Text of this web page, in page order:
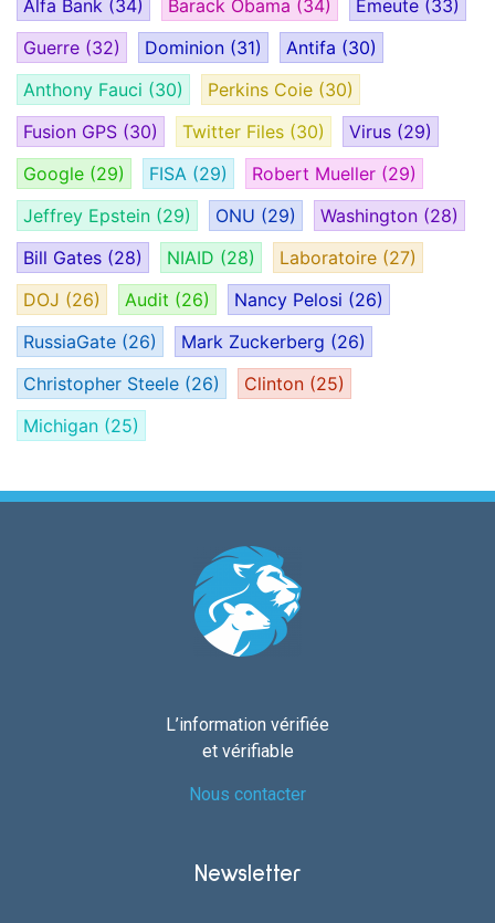
Alfa Bank (34) Barack Obama (34) Émeute (33)
Guerre (32) Dominion (31) Antifa (30)
Anthony Fauci (30) Perkins Coie (30)
Fusion GPS (30) Twitter Files (30) Virus (29)
Google (29) FISA (29) Robert Mueller (29)
Jeffrey Epstein (29) ONU (29) Washington (28)
Bill Gates (28) NIAID (28) Laboratoire (27)
DOJ (26) Audit (26) Nancy Pelosi (26)
RussiaGate (26) Mark Zuckerberg (26)
Christopher Steele (26) Clinton (25)
Michigan (25)
L’information vérifiée
et vérifiable
Nous contacter
Newsletter